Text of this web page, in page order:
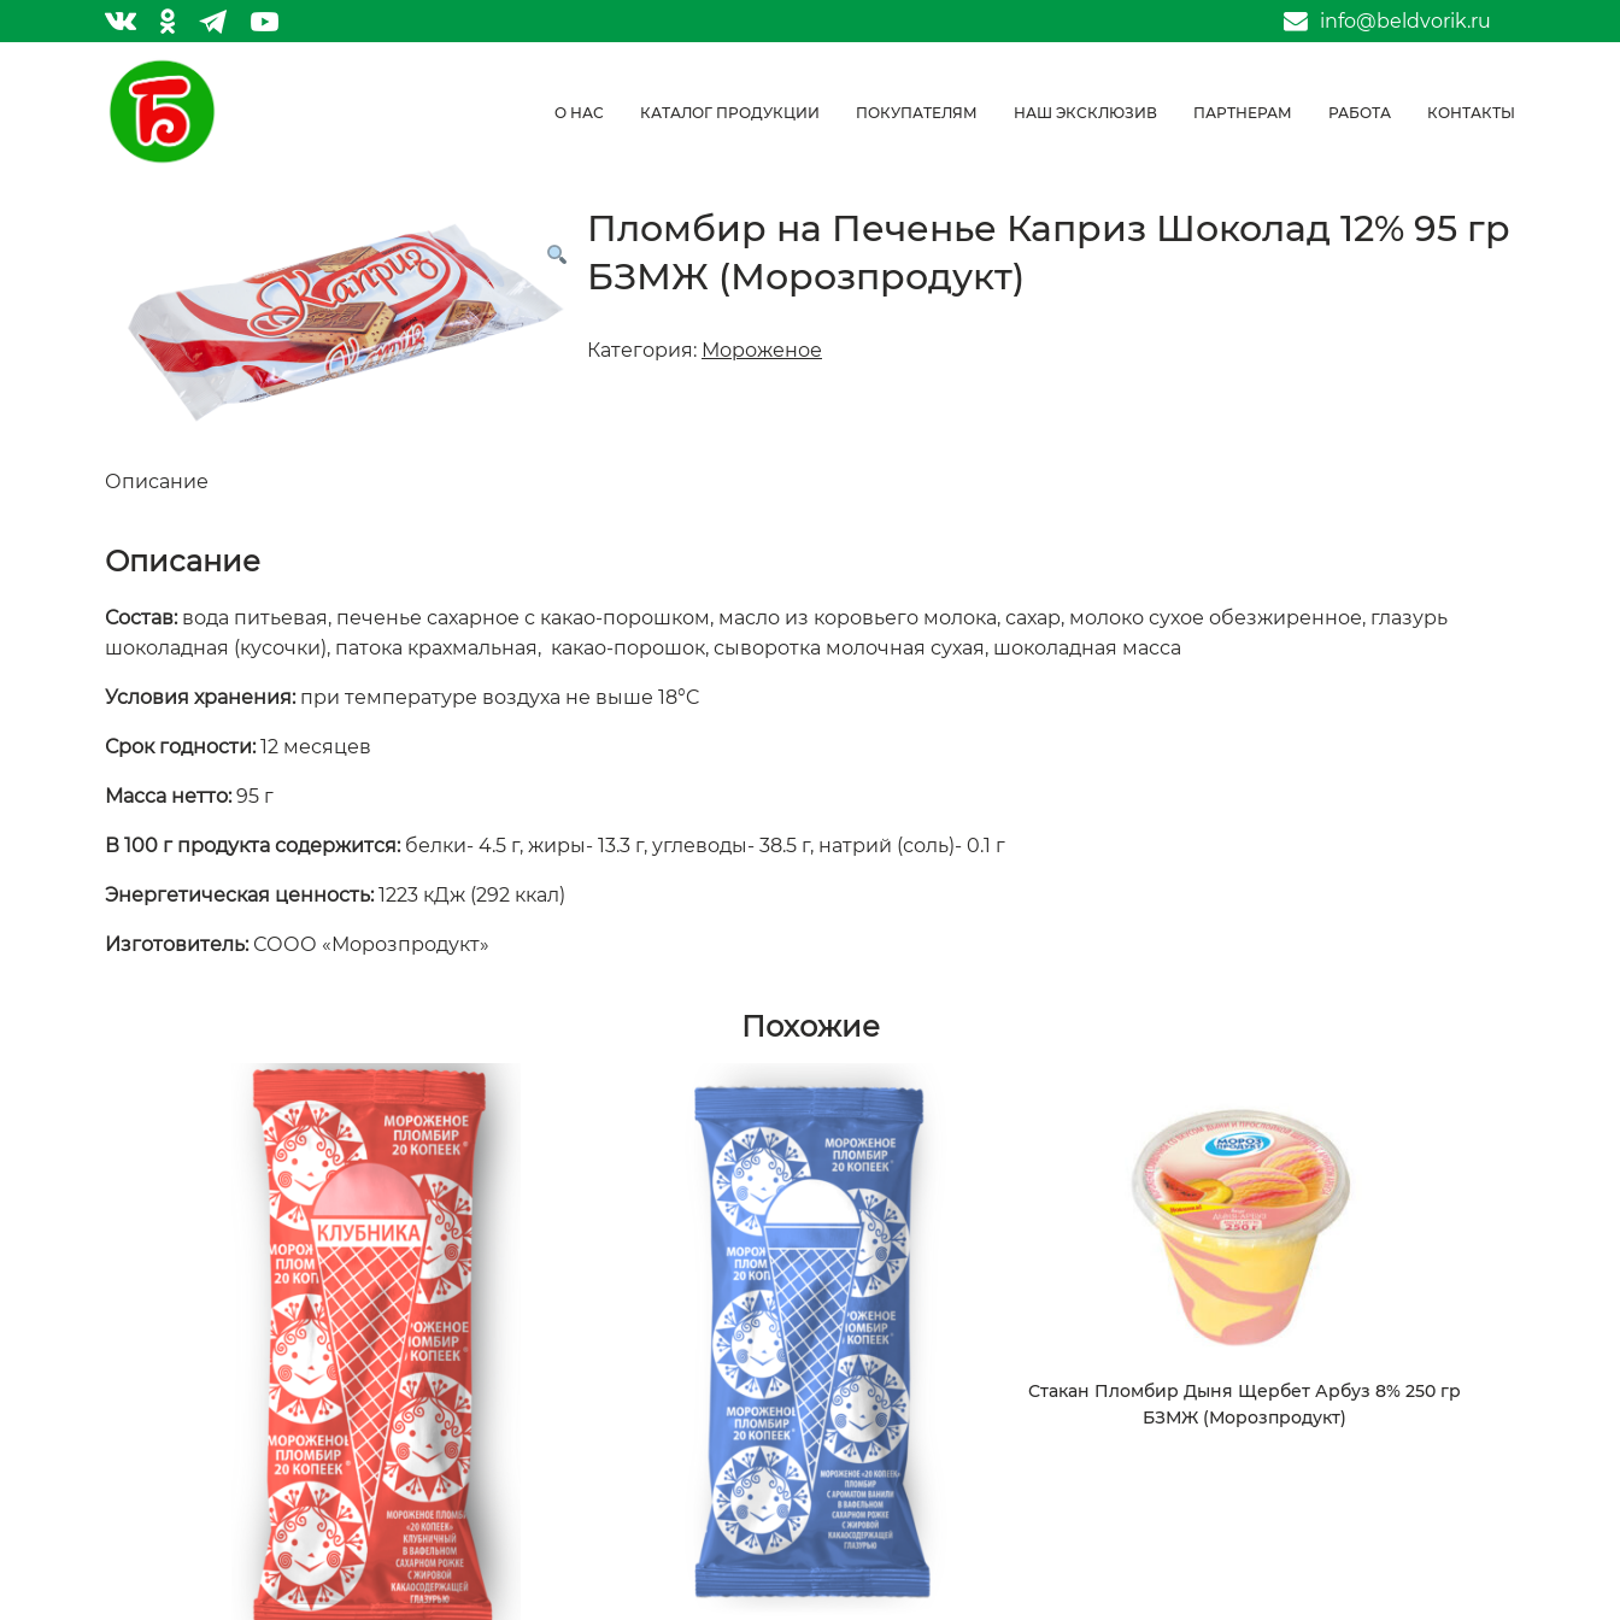
info@beldvorik.ru
О НАС КАТАЛОГ ПРОДУКЦИИ ПОКУПАТЕЛЯМ НАШ ЭКСКЛЮЗИВ ПАРТНЕРАМ РАБОТА КОНТАКТЫ
Пломбир на Печенье Каприз Шоколад 12% 95 гр
БЗМЖ (Морозпродукт)
Категория: Мороженое
Описание
Описание
Состав:вода питьевая, печенье сахарное с какао-порошком, масло из коровьего молока, сахар, молоко сухое обезжиренное, глазурь
шоколадная (кусочки), патока крахмальная, какао-порошок, сыворотка молочная сухая, шоколадная масса
Условия хранения: при температуре воздуха не выше 18°C
Срок годности:12 месяцев
Масса нетто:95 г
В 100 г продукта содержится:белки- 4.5 г, жиры- 13.3 г, углеводы- 38.5 г, натрий (соль)- 0.1 г
Энергетическая ценность:1223 кДж (292 ккал)
Изготовитель: СООО «Морозпродукт»
Похожие
Стакан Пломбир Дыня Щербет Арбуз 8% 250 гр
БЗМЖ (Морозпродукт)